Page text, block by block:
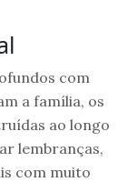
com
a família, os
ao longo
lembranças,
com muito